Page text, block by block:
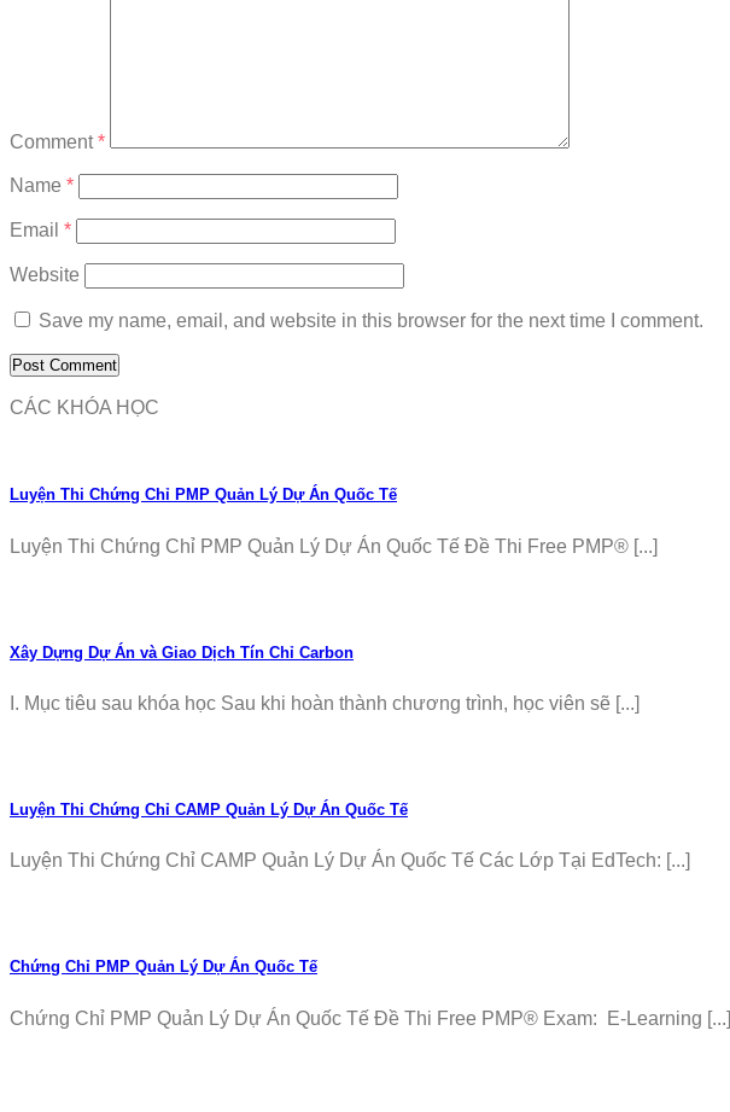
Comment*
Name *
Email *
Website
Save my name, email, and website in this browser for the next time I comment.
CÁC KHÓA HỌC
Luyện Thi Chứng Chỉ PMP Quản Lý Dự Án Quốc Tế
Luyện Thi Chứng Chỉ PMP Quản Lý Dự Án Quốc Tế Đề Thi Free PMP® [...]
Xây Dựng Dự Án và Giao Dịch Tín Chỉ Carbon
I. Mục tiêu sau khóa học Sau khi hoàn thành chương trình, học viên sẽ [...]
Luyện Thi Chứng Chỉ CAMP Quản Lý Dự Án Quốc Tế
Luyện Thi Chứng Chỉ CAMP Quản Lý Dự Án Quốc Tế Các Lớp Tại EdTech: [...]
Chứng Chỉ PMP Quản Lý Dự Án Quốc Tế
Chứng Chỉ PMP Quản Lý Dự Án Quốc Tế Đề Thi Free PMP® Exam: E-Learning [...]